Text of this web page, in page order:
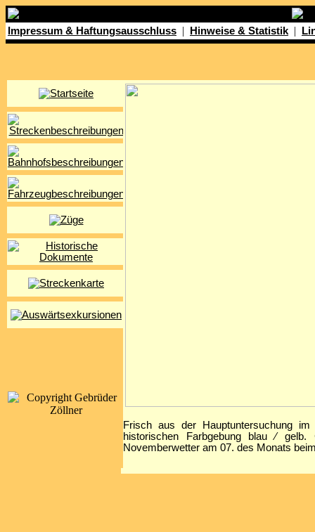
Impressum & Haftungsausschluss | Hinweise & Statistik |
Frisch aus der Hauptuntersuchung
historischen Farbgebung blau ⁄
Novemberwetter am 07. des Monats